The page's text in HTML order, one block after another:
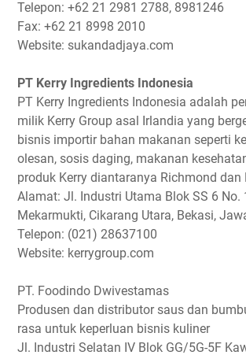
Telepon: +62 21 2981 2788, 8981246
Fax: +62 21 8998 2010
Website: sukandadjaya.com
PT Kerry Ingredients Indonesia
PT Kerry Ingredients Indonesia adalah
milik Kerry Group asal Irlandia yang
bisnis importir bahan makanan seperti
olesan, sosis daging, makanan
produk Kerry diantaranya Richmond dan
Alamat: Jl. Industri Utama Blok SS 6 No.
Mekarmukti, Cikarang Utara, Bekasi,
Telepon: (021) 28637100
Website: kerrygroup.com
PT. Foodindo Dwivestamas
Produsen dan distributor saus dan
rasa untuk keperluan bisnis kuliner
Jl. Industri Selatan IV Blok GG/5G-5F